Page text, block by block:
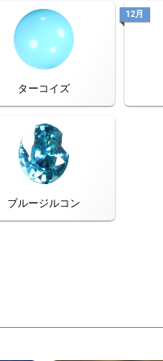
ターコイズ
12月
ブルージルコン